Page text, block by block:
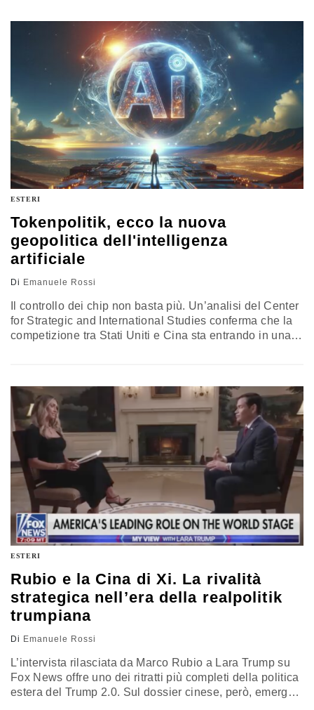
normativo nazionale sempre più articolato
ESTERI
Tokenpolitik, ecco la nuova
geopolitica dell'intelligenza
artificiale
Di Emanuele Rossi
Il controllo dei chip non basta più. Un’analisi del Center
for Strategic and International Studies conferma che la
competizione tra Stati Uniti e Cina sta entrando in una
internazionali e ad avere ricadute sempre più concrete
sulle economie e sulle società nell’ottica della
cosiddetta Tokenpolitik
ESTERI
Rubio e la Cina di Xi. La rivalità
strategica nell’era della realpolitik
trumpiana
Di Emanuele Rossi
L’intervista rilasciata da Marco Rubio a Lara Trump su
Fox News offre uno dei ritratti più completi della politica
estera del Trump 2.0. Sul dossier cinese, però, emerge